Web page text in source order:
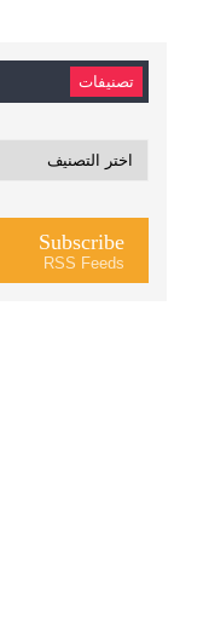
تصنيفات
تصنيفات
Subscribe
RSS Feeds